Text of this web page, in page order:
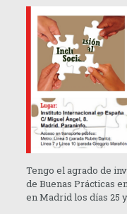
Tengo el agrado de
de Buenas Prácticas
en Madrid los días 25